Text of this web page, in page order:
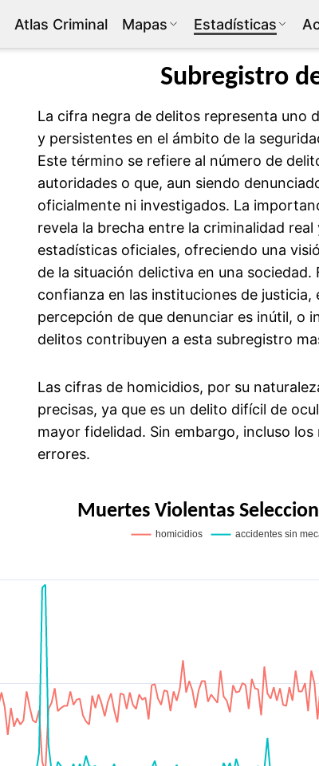
Atlas Criminal Mapas Estadísticas
Subregistro
La cifra negra de delitos representa uno
y persistentes en el ámbito de la
Este término se refiere al número de
autoridades o que, aun siendo
oficialmente ni investigados. La
revela la brecha entre la criminalidad real
estadísticas oficiales, ofreciendo una
de la situación delictiva en una
confianza en las instituciones de justicia,
percepción de que denunciar es inútil, o
delitos contribuyen a esta subregistro
Las cifras de homicidios, por su
precisas, ya que es un delito difícil de
mayor fidelidad. Sin embargo, incluso
errores.
Muertes Violentas